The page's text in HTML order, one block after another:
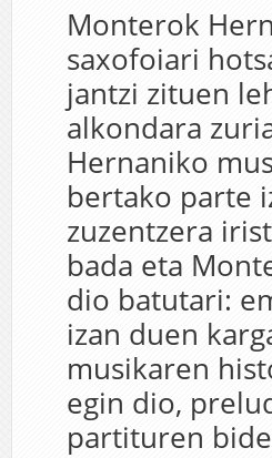
Monterok
saxofoiari
jantzi zituen
alkondara
Hernaniko
bertako parte
zuzentzera
bada eta
dio batutari:
izan duen
musikaren
egin dio,
partituren